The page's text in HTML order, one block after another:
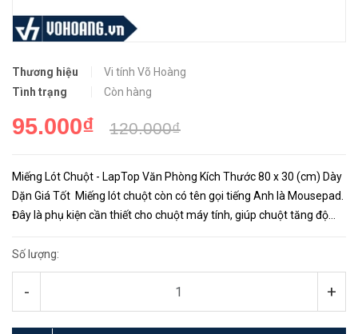
Thương hiệu
Vi tính Võ Hoàng
Tình trạng
Còn hàng
95.000₫ 120.000₫
Miếng Lót Chuột - LapTop Văn Phòng Kích Thước 80 x 30 (cm) Dày
Dặn Giá Tốt Miếng lót chuột còn có tên gọi tiếng Anh là Mousepad.
Đây là phụ kiện cần thiết cho chuột máy tính, giúp chuột tăng độ
Số lượng:
- +